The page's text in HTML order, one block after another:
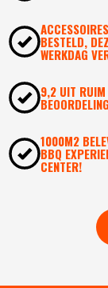
BESTELD,
WERKDAG
9,2 UIT
1000M2
BBQ
CENTER!